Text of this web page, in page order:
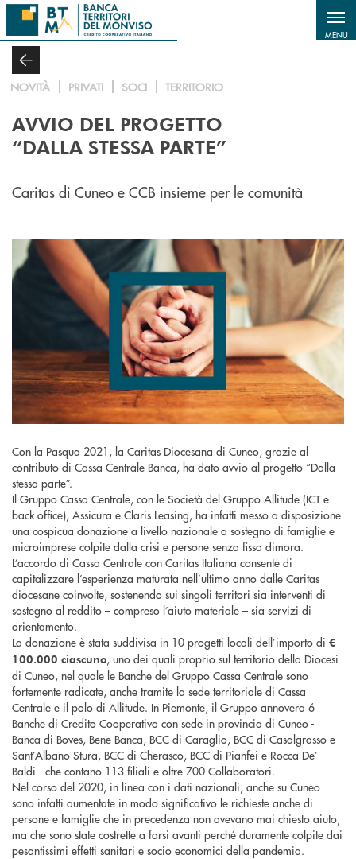
Salta al contenuto principale
MENU
NOVITÀ PRIVATI SOCI TERRITORIO
AVVIO DEL PROGETTO
“DALLA STESSA PARTE”
Caritas di Cuneo e CCB insieme per le comunità
Con la Pasqua 2021, la Caritas Diocesana di Cuneo, grazie al
contributo di Cassa Centrale Banca, ha dato avvio al progetto “Dalla
stessa parte”.
Il Gruppo Cassa Centrale, con le Società del Gruppo Allitude (ICT e
back office), Assicura e Claris Leasing, ha infatti messo a disposizione
una cospicua donazione a livello nazionale a sostegno di famiglie e
microimprese colpite dalla crisi e persone senza fissa dimora.
L’accordo di Cassa Centrale con Caritas Italiana consente di
capitalizzare l’esperienza maturata nell’ultimo anno dalle Caritas
diocesane coinvolte, sostenendo sui singoli territori sia interventi di
sostegno al reddito – compreso l’aiuto materiale – sia servizi di
orientamento.
La donazione è stata suddivisa in 10 progetti locali dell’importo di €
100.000 ciascuno, uno dei quali proprio sul territorio della Diocesi
di Cuneo, nel quale le Banche del Gruppo Cassa Centrale sono
fortemente radicate, anche tramite la sede territoriale di Cassa
Centrale e il polo di Allitude. In Piemonte, il Gruppo annovera 6
Banche di Credito Cooperativo con sede in provincia di Cuneo -
Banca di Boves, Bene Banca, BCC di Caraglio, BCC di Casalgrasso e
Sant’Albano Stura, BCC di Cherasco, BCC di Pianfei e Rocca De’
Baldi - che contano 113 filiali e oltre 700 Collaboratori.
Nel corso del 2020, in linea con i dati nazionali, anche su Cuneo
sono infatti aumentate in modo significativo le richieste anche di
persone e famiglie che in precedenza non avevano mai chiesto aiuto,
ma che sono state costrette a farsi avanti perché duramente colpite dai
pesantissimi effetti sanitari e socio economici della pandemia.